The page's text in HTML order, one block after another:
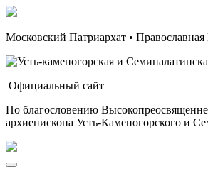
Московский Патриархат • Православная
Официальный сайт
По благословению
архиепископа Усть-Каменогорского и